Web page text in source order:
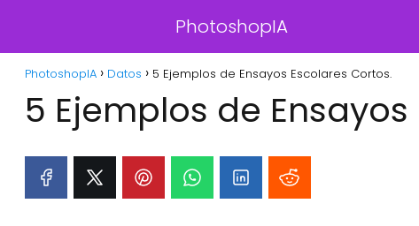
PhotoshopIA
PhotoshopIA Datos 5 Ejemplos de Ensayos Escolares Cortos.
5 Ejemplos de